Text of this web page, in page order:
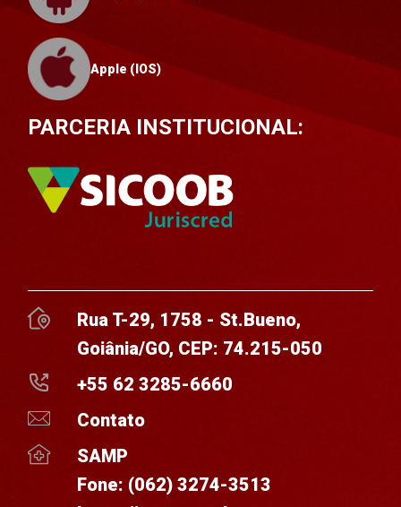
Apple (IOS)
PARCERIA INSTITUCIONAL:
Rua T-29, 1758 - St.Bueno,
Goiânia/GO, CEP: 74.215-050
+55 62 3285-6660
Contato
SAMP
Fone: (062) 3274-3513